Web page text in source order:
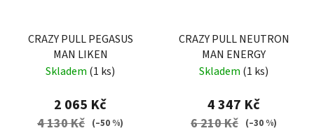
CRAZY PULL PEGASUS
MAN LIKEN
Skladem (1 ks)
2 065 Kč
4 130 Kč (–50 %)
CRAZY PULL NEUTRON
MAN ENERGY
Skladem (1 ks)
4 347 Kč
6 210 Kč (–30 %)